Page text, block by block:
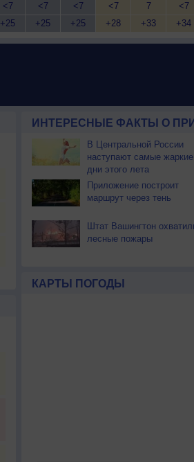
<7
+25
<7
+25
<7
+25
<7
+28
7
+33
<7
+34
ИНТЕРЕСНЫЕ ФАКТЫ О
В Центральной России
наступают самые жаркие
дни этого лета
Приложение построит
маршрут через тень
Штат Вашингтон
лесные пожары
КАРТЫ ПОГОДЫ